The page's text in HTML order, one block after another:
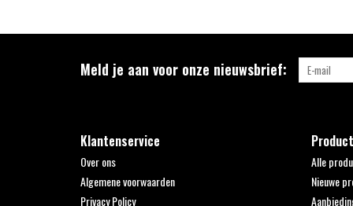
Meld je aan voor onze nieuwsbrief:
Klantenservice
Over ons
Algemene voorwaarden
Privacy Policy
Alle
Nieuwe